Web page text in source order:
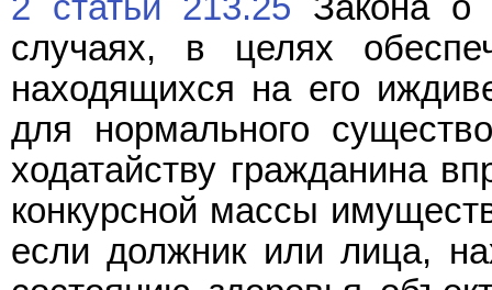
случаях, в целях
находящихся на его
для нормального
ходатайству гражданина
конкурсной массы
если должник или лица,